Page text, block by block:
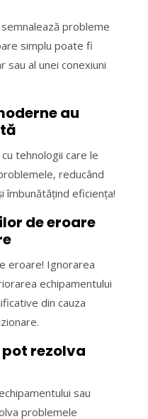
probleme
simplu poate fi
sau al unei conexiuni
au
tehnologii care le
reducând
îmbunătățind eficiența!
de eroare
eroare! Ignorarea
echipamentului
din cauza
pot rezolva
sau
problemele